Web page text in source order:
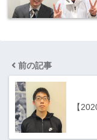
前の記事
【